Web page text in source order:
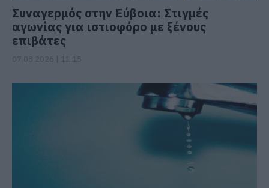
Συναγερμός στην Εύβοια: Στιγμές
αγωνίας για ιστιοφόρο με ξένους
επιβάτες